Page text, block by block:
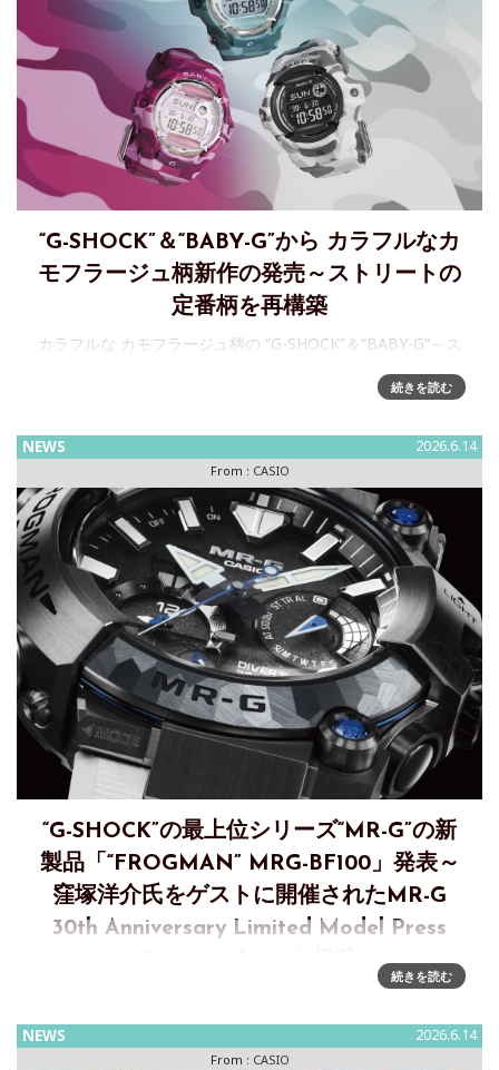
“G-SHOCK”＆“BABY-G”から カラフルなカ
モフラージュ柄新作の発売～ストリートの
定番柄を再構築
カラフルな カモフラージュ柄の “G-SHOCK”＆“BABY-G”～ス
続きを読む
NEWS 2026.6.14
From : CASIO
“G-SHOCK”の最上位シリーズ“MR-G”の新
製品「“FROGMAN” MRG-BF100」発表～
窪塚洋介氏をゲストに開催されたMR-G
30th Anniversary Limited Model Press
た“MR-G” ～ISO200m潜水用防水性能を備えた本格ダイバー
ズウオッチ “FROGMAN”/“MR-G”
続きを読む
NEWS 2026.6.14
From : CASIO